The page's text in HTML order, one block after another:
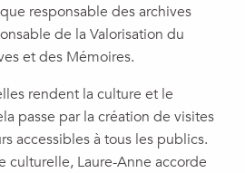
responsable des archives
de la Valorisation du
et des Mémoires.
rendent la culture et le
passe par la création de visites
accessibles à tous les publics.
culturelle, Laure-Anne accorde